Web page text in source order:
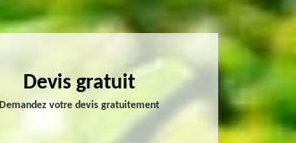
Devis gratuit
Demandez votre devis gratuitement